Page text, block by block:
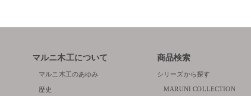
マルニ木工について
マルニ木工のあゆみ
歴史
商品検索
シリーズから探す
MARUNI COLLECTION